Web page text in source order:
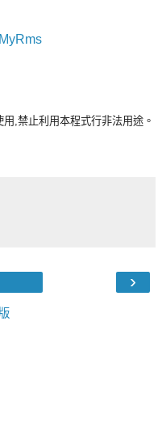
,禁止利用本程式行非法用途。
›